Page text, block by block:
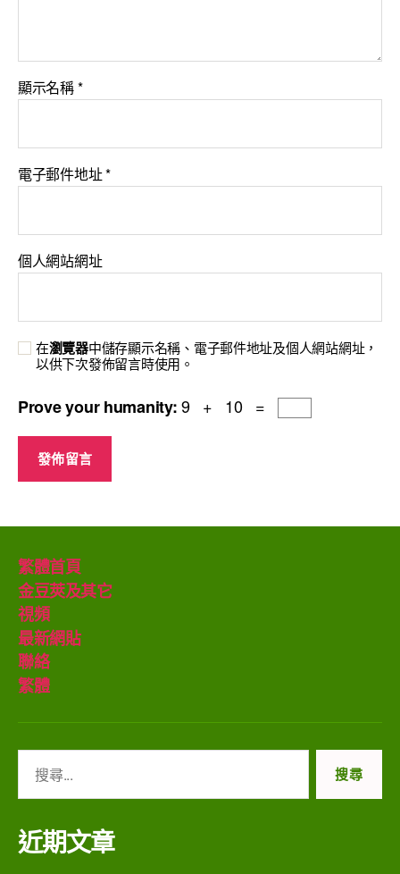
顯示名稱*
電子郵件地址*
個人網站網址
在瀏覽器中儲存顯示名稱、電子郵件地址及個人網站網址，
以供下次發佈留言時使用。
Prove your humanity:9 + 10 =
繁體首頁
金豆莢及其它
視頻
最新網貼
聯絡
繁體
關
鍵
字:
近期文章